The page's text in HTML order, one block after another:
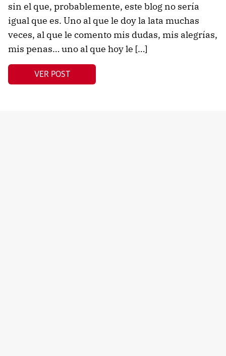
sin el que, probablemente, este blog no sería
igual que es. Uno al que le doy la lata muchas
veces, al que le comento mis dudas, mis alegrías,
mis penas… uno al que hoy le […]
VER POST